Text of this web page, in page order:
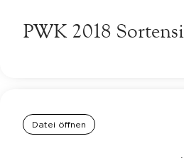
PWK 2018
Datei öffnen